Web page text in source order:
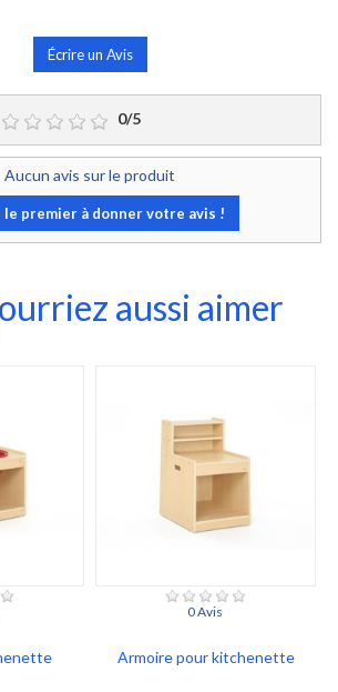
Écrire un Avis
0/5
Aucun avis sur le produit
le premier à donner votre avis !
aussi aimer
0 Avis
Armoire pour kitchenette